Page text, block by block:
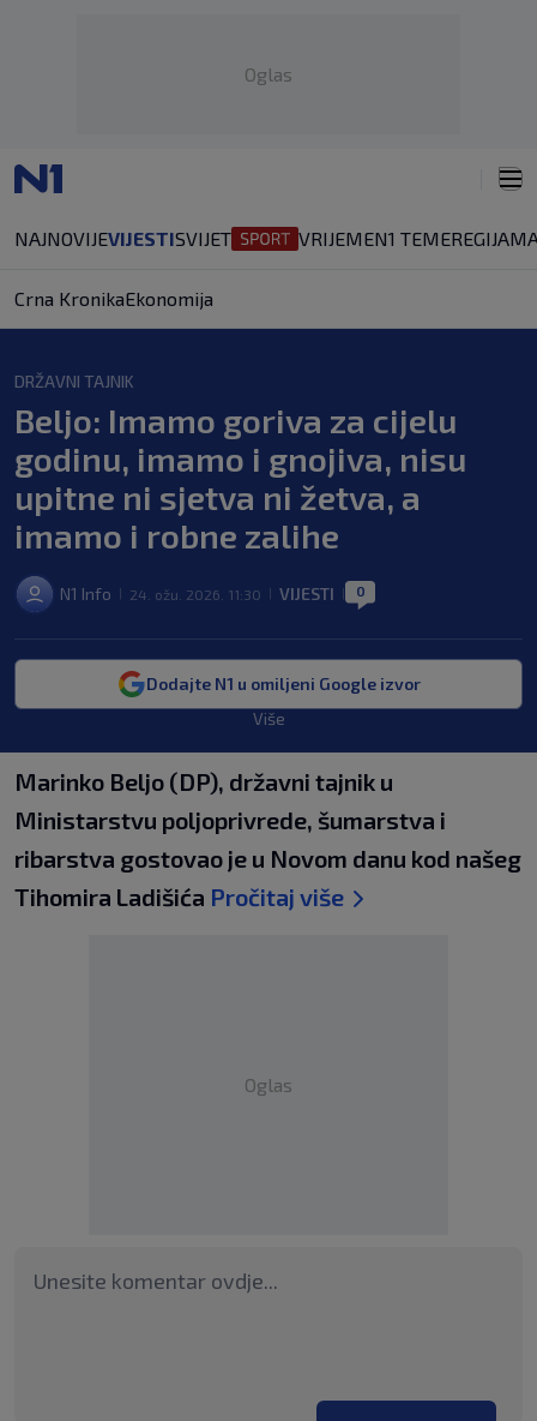
Oglas
NAJNOVIJEVIJESTISVIJET VRIJEMEN1 TEMEREGIJA
Crna KronikaEkonomija
DRŽAVNI TAJNIK
Beljo: Imamo goriva za cijelu
godinu, imamo i gnojiva, nisu
upitne ni sjetva ni žetva, a
imamo i robne zalihe
N1 Info 24. ožu. 2026. 11:30 VIJESTI 0
Dodajte N1 u omiljeni Google izvor
Više
Marinko Beljo (DP), državni tajnik u
Ministarstvu poljoprivrede, šumarstva i
ribarstva gostovao je u Novom danu kod našeg
Tihomira Ladišića Pročitaj više
Oglas